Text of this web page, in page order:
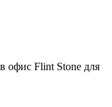
в офис Flint Stone для